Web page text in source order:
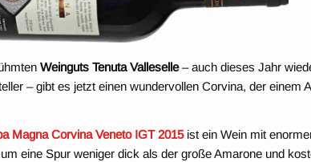
Weinguts Tenuta Valleselle– auch dieses Jahr
– gibt es jetzt einen wundervollen Corvina, der einem
Magna Corvina Veneto IGT 2015ist ein Wein mit
eine Spur weniger dick als der große Amarone und